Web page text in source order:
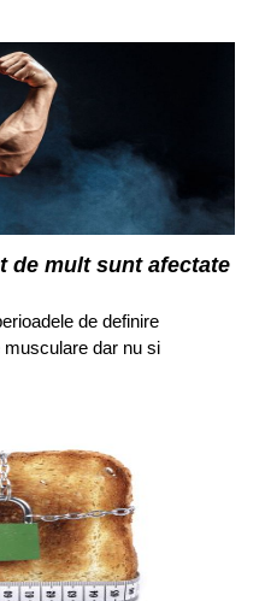
de mult sunt afectate
de definire
dar nu si